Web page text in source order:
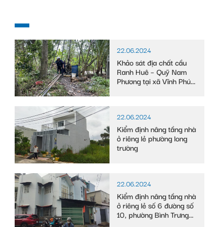
22.06.2024
Khảo sát địa chất cầu
Ranh Huê – Quỹ Nam
Phương tại xã Vĩnh Phú
22.06.2024
Kiểm định nâng tầng nhà
ở riêng lẻ phường long
trường
22.06.2024
Kiểm định nâng tầng nhà
ở riêng lẻ số 6 đường số
10, phường Bình Trưng